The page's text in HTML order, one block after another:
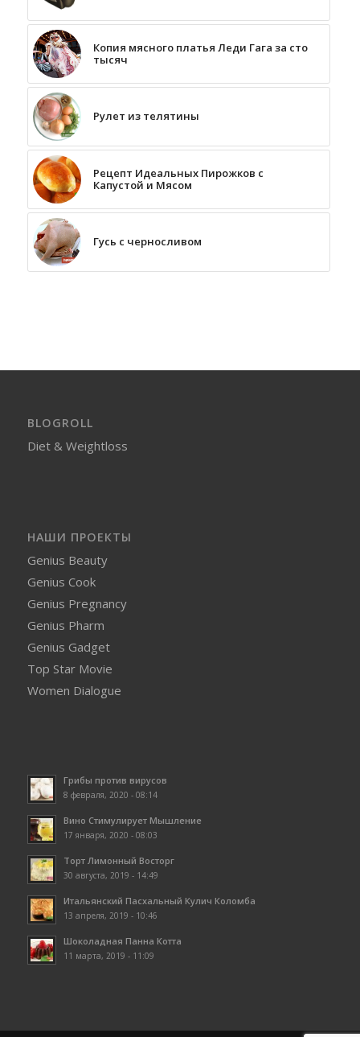
Копия мясного платья Леди Гага за сто
тысяч
Рулет из телятины
Рецепт Идеальных Пирожков с
Капустой и Мясом
Гусь с черносливом
BLOGROLL
Diet & Weightloss
НАШИ ПРОЕКТЫ
Genius Beauty
Genius Cook
Genius Pregnancy
Genius Pharm
Genius Gadget
Top Star Movie
Women Dialogue
Грибы против вирусов
8 февраля, 2020 - 08:14
Вино Стимулирует Мышление
17 января, 2020 - 08:03
Торт Лимонный Восторг
30 августа, 2019 - 14:49
Итальянский Пасхальный Кулич Коломба
13 апреля, 2019 - 10:46
Шоколадная Панна Котта
11 марта, 2019 - 11:09